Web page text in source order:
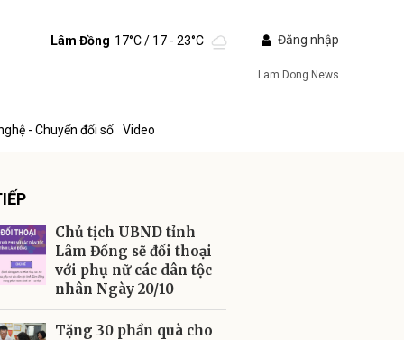
Lâm Đồng 17°C/ 17 - 23°C Đăng nhập
Lam Dong News
- Chuyển đổi số Video
Chủ tịch UBND tỉnh
Lâm Đồng sẽ đối thoại
với phụ nữ các dân tộc
nhân Ngày 20/10
Tặng 30 phần quà cho